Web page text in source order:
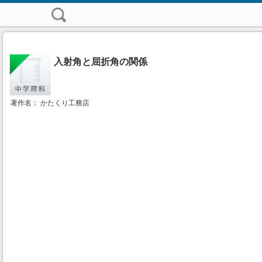
入射角と屈折角の関係
著作名： かたくり工務店